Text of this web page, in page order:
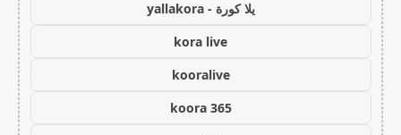
يلا كورة - yallakora
kora live
kooralive
koora 365